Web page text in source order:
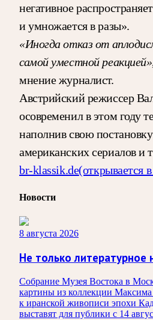
негативное
и умножается в разы».
«Иногда отказ от
самой уместной
мнение журналист.
Австрийский режиссер
осовременил в этом году
наполнив свою
американских сериалов и
br-klassik.de(открывается
Новости
8 августа 2026
Не только литературное
Собрание Музея Востока в
картины из коллекции Максима
к иранской живописи эпохи
выставят для публики с 14